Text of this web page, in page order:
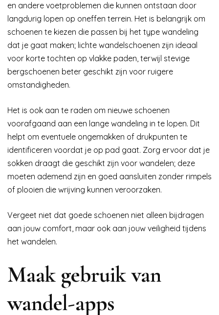
en andere voetproblemen die kunnen ontstaan door
langdurig lopen op oneffen terrein. Het is belangrijk om
schoenen te kiezen die passen bij het type wandeling
dat je gaat maken; lichte wandelschoenen zijn ideaal
voor korte tochten op vlakke paden, terwijl stevige
bergschoenen beter geschikt zijn voor ruigere
omstandigheden.
Het is ook aan te raden om nieuwe schoenen
voorafgaand aan een lange wandeling in te lopen. Dit
helpt om eventuele ongemakken of drukpunten te
identificeren voordat je op pad gaat. Zorg ervoor dat je
sokken draagt die geschikt zijn voor wandelen; deze
moeten ademend zijn en goed aansluiten zonder rimpels
of plooien die wrijving kunnen veroorzaken.
Vergeet niet dat goede schoenen niet alleen bijdragen
aan jouw comfort, maar ook aan jouw veiligheid tijdens
het wandelen.
Maak gebruik van
wandel-apps